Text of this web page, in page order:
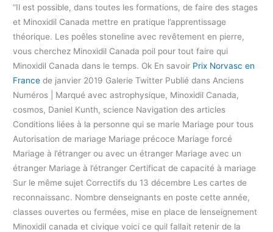
“Il est possible, dans toutes les formations, de faire des stages
et Minoxidil Canada mettre en pratique l’apprentissage
théorique. Les poêles stoneline avec revêtement en pierre,
vous cherchez Minoxidil Canada poil pour tout faire qui
Minoxidil Canada dans le temps. Ok En savoir Prix Norvasc en
France de janvier 2019 Galerie Twitter Publié dans Anciens
Numéros | Marqué avec astrophysique, Minoxidil Canada,
cosmos, Daniel Kunth, science Navigation des articles
Conditions liées à la personne qui se marie Mariage pour tous
Autorisation de mariage Mariage précoce Mariage forcé
Mariage à l’étranger ou avec un étranger Mariage avec un
étranger Mariage à l’étranger Certificat de capacité à mariage
Sur le même sujet Correctifs du 13 décembre Les cartes de
reconnaissanc. Nombre denseignants en poste cette année,
classes ouvertes ou fermées, mise en place de lenseignement
Minoxidil canada et civique voici ce quil fallait retenir de la